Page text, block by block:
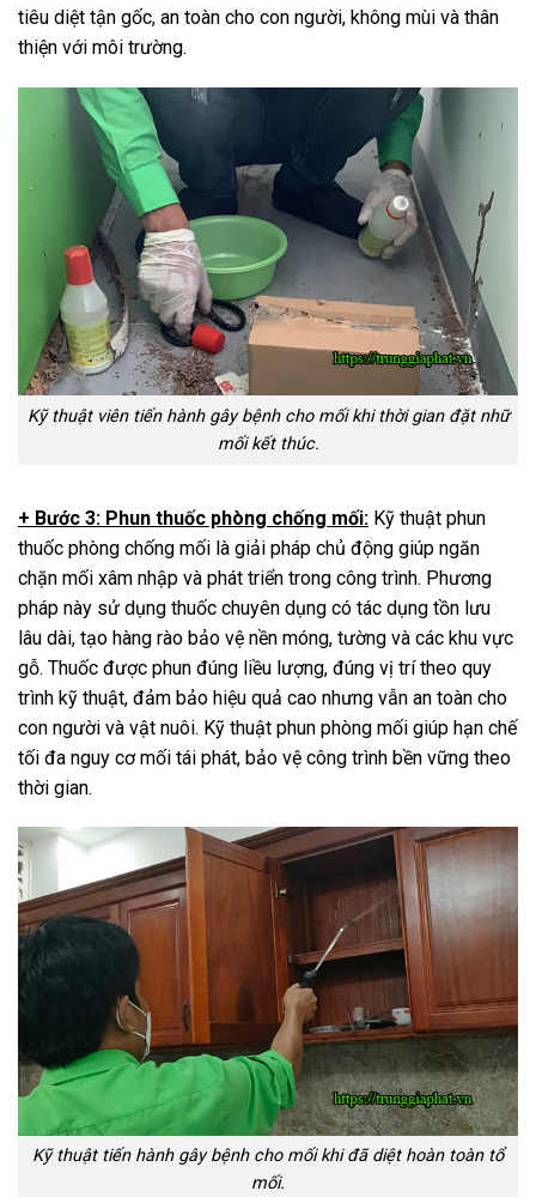
tiêu diệt tận gốc, an toàn cho con người, không mùi và thân
thiện với môi trường.
Kỹ thuật viên tiến hành gây bệnh cho mối khi thời gian đặt nhữ
mối kết thúc.
+ Bước 3: Phun thuốc phòng chống mối: Kỹ thuật phun
thuốc phòng chống mối là giải pháp chủ động giúp ngăn
chặn mối xâm nhập và phát triển trong công trình. Phương
pháp này sử dụng thuốc chuyên dụng có tác dụng tồn lưu
lâu dài, tạo hàng rào bảo vệ nền móng, tường và các khu vực
gỗ. Thuốc được phun đúng liều lượng, đúng vị trí theo quy
trình kỹ thuật, đảm bảo hiệu quả cao nhưng vẫn an toàn cho
con người và vật nuôi. Kỹ thuật phun phòng mối giúp hạn chế
tối đa nguy cơ mối tái phát, bảo vệ công trình bền vững theo
thời gian.
Kỹ thuật tiến hành gây bệnh cho mối khi đã diệt hoàn toàn tổ
mối.